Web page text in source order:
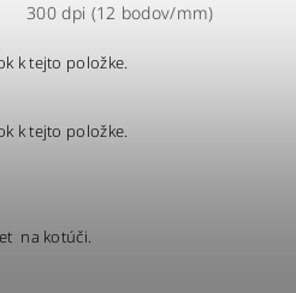
300 dpi (12 bodov/mm)
k tejto položke.
k tejto položke.
na kotúči.